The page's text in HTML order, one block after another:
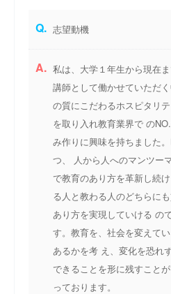
Q. 志望動機
A. 私は、大学１年生から現在
講師として働かせていただ
の質にこだわるホスピタリ
を取り入れ教育業界で の
み作りに興味を持ちました
つ、 人から人へのマンツー
で教育のあり方を革新し続
る人と教わる人のどちらに
あり方を実現していける の
す。教育を、社会を変えて
あるかを考 え、変化を恐れ
できることを形に残すこと
っております。